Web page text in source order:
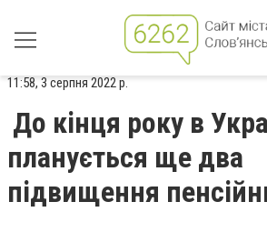
11:58, 3 серпня 2022 р.
До кінця року в
планується ще два
підвищення